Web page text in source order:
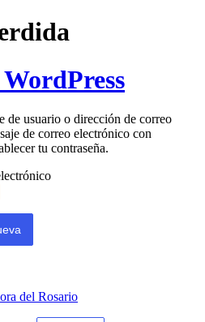
de usuario o dirección de correo
de correo electrónico con
tu contraseña.
del Rosario